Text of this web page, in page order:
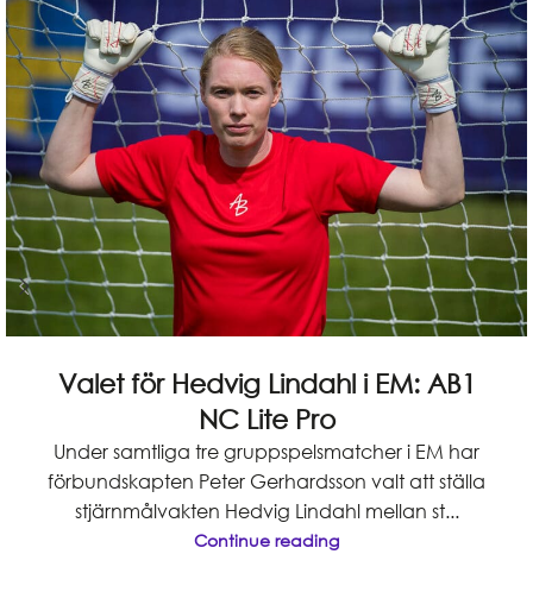
Valet för Hedvig Lindahl i EM: AB1
NC Lite Pro
Under samtliga tre gruppspelsmatcher i EM har
förbundskapten Peter Gerhardsson valt att ställa
stjärnmålvakten Hedvig Lindahl mellan st...
Continue reading